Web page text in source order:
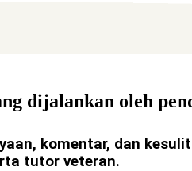
dijalankan oleh
komentar, dan
tutor veteran.